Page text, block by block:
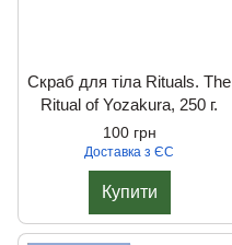
Скраб для тiла Rituals. The
Ritual of Yozakura, 250 г.
100 грн
Доставка з ЄС
Купити